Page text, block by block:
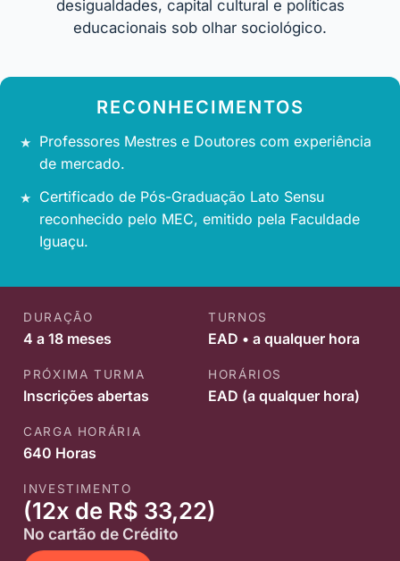
desigualdades, capital cultural e políticas
educacionais sob olhar sociológico.
RECONHECIMENTOS
Professores Mestres e Doutores com experiência
de mercado.
Certificado de Pós-Graduação Lato Sensu
reconhecido pelo MEC, emitido pela Faculdade
Iguaçu.
DURAÇÃO
4 a 18 meses
TURNOS
EAD • a qualquer hora
PRÓXIMA TURMA
Inscrições abertas
HORÁRIOS
EAD (a qualquer hora)
CARGA HORÁRIA
640 Horas
INVESTIMENTO
(12x de R$ 33,22)
No cartão de Crédito